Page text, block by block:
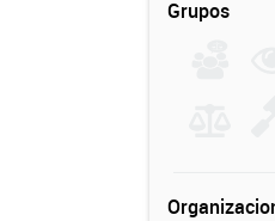
Grupos